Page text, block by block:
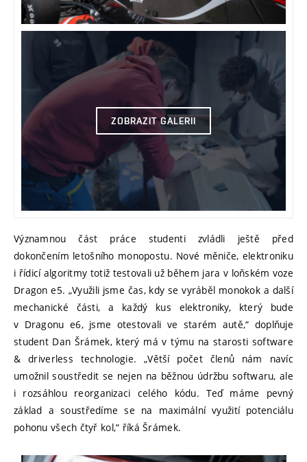
ZOBRAZIT GALERII
Významnou část práce studenti zvládli ještě před
dokončením letošního monopostu. Nové měniče, elektroniku
i řídicí algoritmy totiž testovali už během jara v loňském voze
Dragon e5. „Využili jsme čas, kdy se vyráběl monokok a další
mechanické části, a každý kus elektroniky, který bude
v Dragonu e6, jsme otestovali ve starém autě,“ doplňuje
student Dan Šrámek, který má v týmu na starosti software
& driverless technologie. „Větší počet členů nám navíc
umožnil soustředit se nejen na běžnou údržbu softwaru, ale
i rozsáhlou reorganizaci celého kódu. Teď máme pevný
základ a soustředíme se na maximální využití potenciálu
pohonu všech čtyř kol,“ říká Šrámek.